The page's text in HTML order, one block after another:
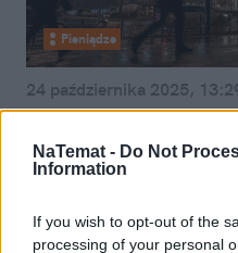
NaTemat - Do Not
Information
If you wish to opt-out of the
processing of your personal
Pieniądze
24 października 2025,
zmianie. Tego